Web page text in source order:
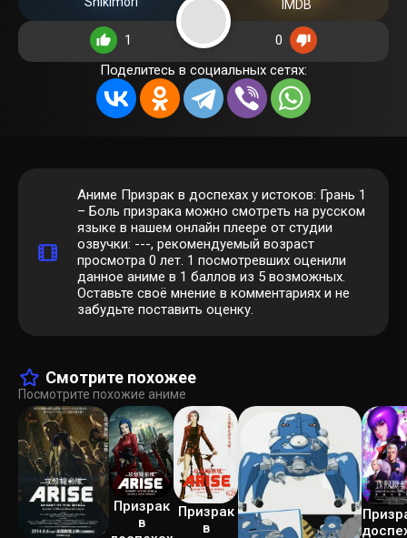
IMDB
1
0
Поделитесь в социальных сетях:
Аниме Призрак в доспехах у истоков: Грань 1
– Боль призрака можно смотреть на русском
языке в нашем онлайн плеере от студии
озвучки: ---, рекомендуемый возраст
просмотра 0 лет. 1 посмотревших оценили
данное аниме в 1 баллов из 5 возможных.
Оставьте своё мнение в комментариях и не
забудьте поставить оценку.
Смотрите похожее
Посмотрите похожие аниме
Призрак
в
Призрак
в